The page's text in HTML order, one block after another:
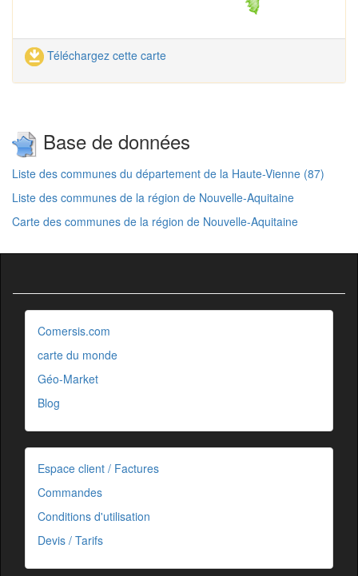
Téléchargez cette carte
Base de données
Liste des communes du département de la Haute-Vienne (87)
Liste des communes de la région de Nouvelle-Aquitaine
Carte des communes de la région de Nouvelle-Aquitaine
Comersis.com
carte du monde
Géo-Market
Blog
Espace client / Factures
Commandes
Conditions d'utilisation
Devis / Tarifs